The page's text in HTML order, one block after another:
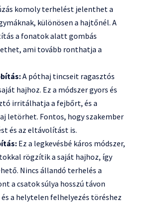
komoly terhelést jelenthet a
különösen a hajtőnél. A
a fonatok alatt gombás
ami tovább ronthatja a
A póthaj tincseit ragasztós
hajhoz. Ez a módszer gyors és
irritálhatja a fejbőrt, és a
letörhet. Fontos, hogy szakember
és az eltávolítást is.
Ez a legkevésbé káros módszer,
rögzítik a saját hajhoz, így
Nincs állandó terhelés a
a csatok súlya hosszú távon
a helytelen felhelyezés töréshez